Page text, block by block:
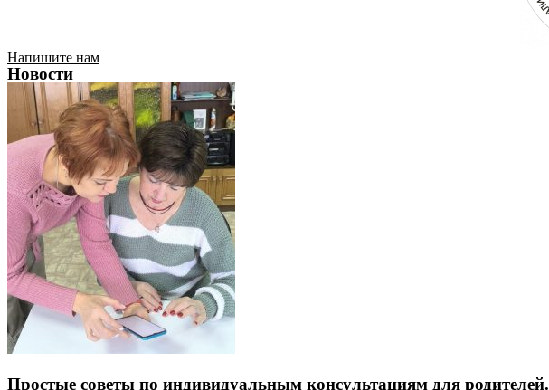
Напишите нам
Новости
Простые советы по индивидуальным консультациям для родителей.